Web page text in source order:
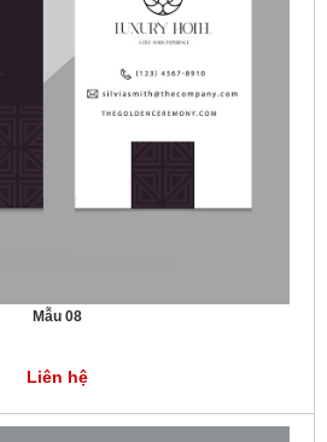
Mẫu 08
Liên hệ